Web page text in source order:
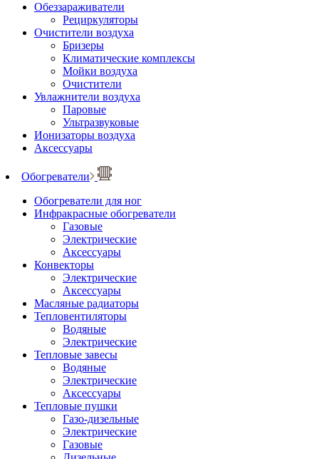
Обеззараживатели
Рециркуляторы
Очистители воздуха
Бризеры
Климатические комплексы
Мойки воздуха
Очистители
Увлажнители воздуха
Паровые
Ультразвуковые
Ионизаторы воздуха
Аксессуары
Обогреватели
Обогреватели для ног
Инфракрасные обогреватели
Газовые
Электрические
Аксессуары
Конвекторы
Электрические
Аксессуары
Масляные радиаторы
Тепловентиляторы
Водяные
Электрические
Тепловые завесы
Водяные
Электрические
Аксессуары
Тепловые пушки
Газо-дизельные
Электрические
Газовые